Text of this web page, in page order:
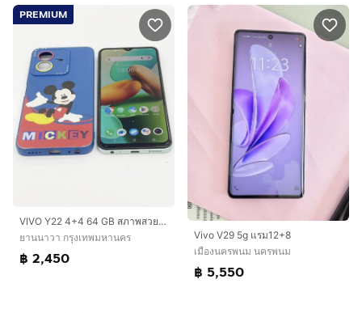
PREMIUM
VIVO Y22 4+4 64 GB สภาพสวย สแกนได้ แบตนาน ไม่เคยซ่อม ราคาถูกใจ
ยานนาวา กรุงเทพมหานคร
฿ 2,450
Vivo V29 5g แรม12+8
เมืองนครพนม นครพนม
฿ 5,550